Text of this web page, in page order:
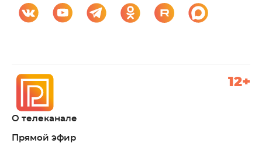
О телеканале
Прямой эфир
12+